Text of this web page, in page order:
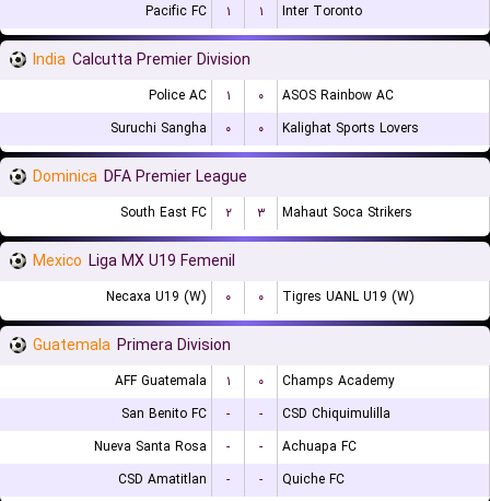
Pacific FC
۱ ۱ Inter Toronto
India Calcutta Premier Division
Police AC ۱ ۰
ASOS Rainbow AC
Suruchi Sangha
۰ ۰ Kalighat Sports Lovers
Dominica DFA Premier League
South East FC ۲ ۳ Mahaut Soca Strikers
Mexico Liga MX U19 Femenil
Necaxa U19 (W) ۰ ۰ Tigres UANL U19 (W)
Guatemala Primera Division
AFF Guatemala ۱ ۰
Champs Academy
San Benito FC
- -
CSD Chiquimulilla
Nueva Santa Rosa
- -
Achuapa FC
CSD Amatitlan
- - Quiche FC